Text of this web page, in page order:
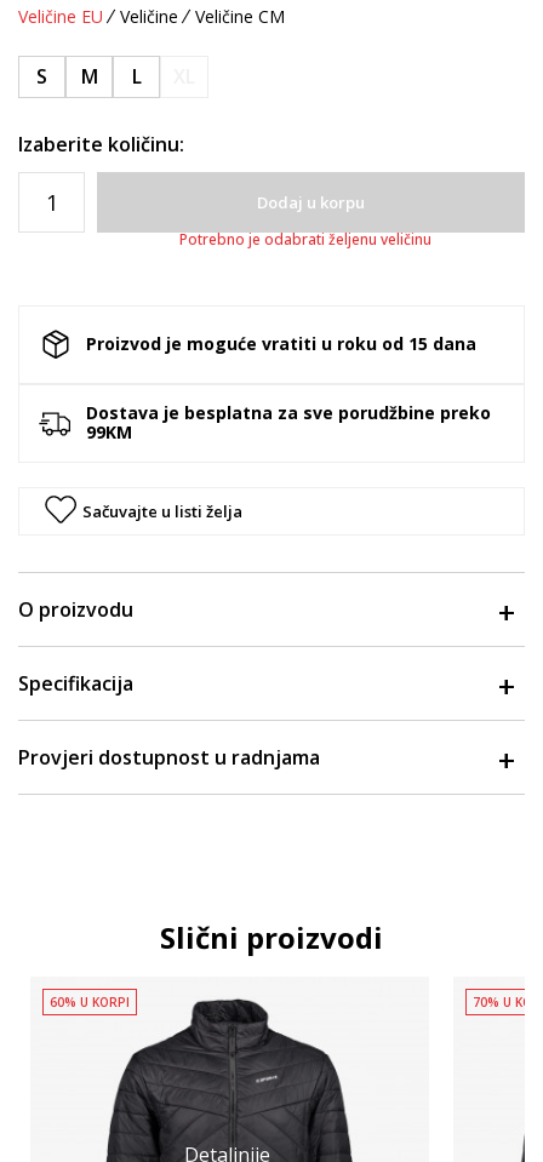
Veličine EU Veličine Veličine CM
S M L
Izaberite količinu:
Dodaj u korpu
Potrebno je odabrati željenu veličinu
Proizvod je moguće vratiti u roku od 15 dana
Dostava je besplatna za sve porudžbine preko
99KM
Sačuvajte u listi želja
O proizvodu
Specifikacija
Provjeri dostupnost u radnjama
Slični proizvodi
Detaljnije
60% U KORPI 70% U